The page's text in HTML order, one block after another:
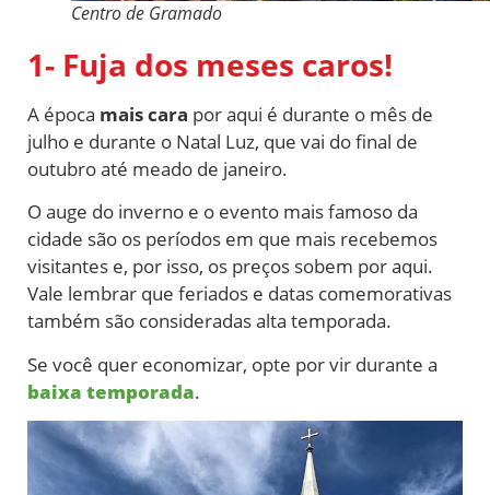
Centro de Gramado
1- Fuja dos meses caros!
A época mais cara por aqui é durante o mês de
julho e durante o Natal Luz, que vai do final de
outubro até meado de janeiro.
O auge do inverno e o evento mais famoso da
cidade são os períodos em que mais recebemos
visitantes e, por isso, os preços sobem por aqui.
Vale lembrar que feriados e datas comemorativas
também são consideradas alta temporada.
Se você quer economizar, opte por vir durante a
baixa temporada.